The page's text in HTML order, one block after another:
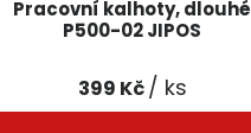
Pracovní kalhoty, dlouhé
P500-02 JIPOS
399 Kč/ ks